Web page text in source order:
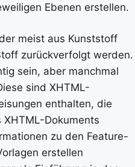
Ebenen erstellen.
meist aus Kunststoff
zurückverfolgt werden.
sein, aber manchmal
sind XHTML-
enthalten, die
XHTML-Dokuments
zu den Feature-
erstellen